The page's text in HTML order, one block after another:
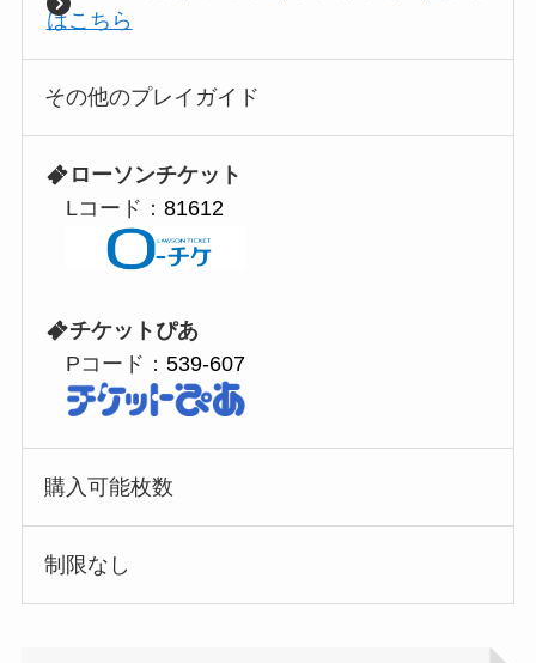
はこちら
その他のプレイガイド
ローソンチケット
Lコード： 81612
チケットぴあ
Pコード： 539-607
購入可能枚数
制限なし